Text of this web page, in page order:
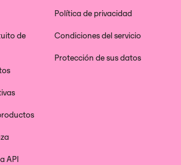
de
API
Política de privacidad
Condiciones del servicio
Protección de sus datos